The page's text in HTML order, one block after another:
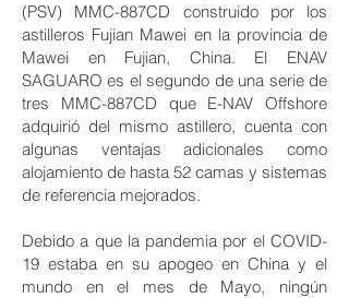
(PSV) MMC-887CD construido por los
astilleros Fujian Mawei en la provincia de
Mawei en Fujian, China. El ENAV
SAGUARO es el segundo de una serie de
tres MMC-887CD que E-NAV Offshore
adquirió del mismo astillero, cuenta con
algunas ventajas adicionales como
alojamiento de hasta 52 camas y sistemas
de referencia mejorados.
Debido a que la pandemia por el COVID-
19 estaba en su apogeo en China y el
mundo en el mes de Mayo, ningún